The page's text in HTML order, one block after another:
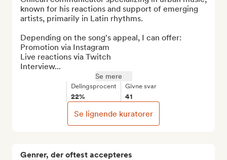
Genrer, der oftest accepteres
known for his reactions and support of emerging
artists, primarily in Latin rhythms.
Depending on the song's appeal, I can offer:
Promotion via Instagram
Live reactions via Twitch
Interview...
Se mere
Delingsprocent
22%
Givne svar
41
Se lignende kuratorer